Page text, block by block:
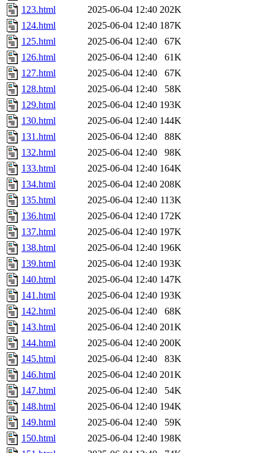
123.html
2025-06-04 12:40 202K
124.html
2025-06-04 12:40 187K
125.html
2025-06-04 12:40
67K
126.html
2025-06-04 12:40
61K
127.html
2025-06-04 12:40
67K
128.html
2025-06-04 12:40
58K
129.html
2025-06-04 12:40 193K
130.html
2025-06-04 12:40 144K
131.html
2025-06-04 12:40
88K
132.html
2025-06-04 12:40
98K
133.html
2025-06-04 12:40 164K
134.html
2025-06-04 12:40 208K
135.html
2025-06-04 12:40 113K
136.html
2025-06-04 12:40 172K
137.html
2025-06-04 12:40 197K
138.html
2025-06-04 12:40 196K
139.html
2025-06-04 12:40 193K
140.html
2025-06-04 12:40 147K
141.html
2025-06-04 12:40 193K
142.html
2025-06-04 12:40
68K
143.html
2025-06-04 12:40 201K
144.html
2025-06-04 12:40 200K
145.html
2025-06-04 12:40
83K
146.html
2025-06-04 12:40 201K
147.html
2025-06-04 12:40
54K
148.html
2025-06-04 12:40 194K
149.html
2025-06-04 12:40
59K
150.html
2025-06-04 12:40 198K